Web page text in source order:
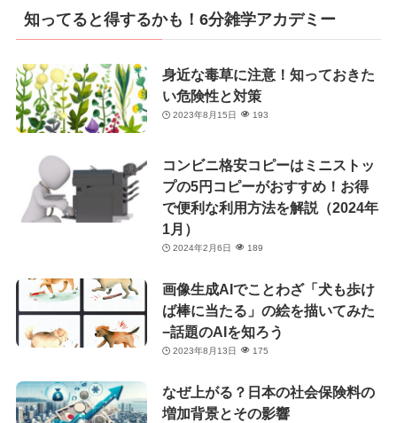
リ
ー
知ってると得するかも！6分雑学アカデミー
身近な毒草に注意！知っておきた
い危険性と対策
2023年8月15日 193
コンビニ格安コピーはミニストッ
プの5円コピーがおすすめ！お得
で便利な利用方法を解説（2024年
1月）
2024年2月6日 189
画像生成AIでことわざ「犬も歩け
ば棒に当たる」の絵を描いてみた
−話題のAIを知ろう
2023年8月13日 175
なぜ上がる？日本の社会保険料の
増加背景とその影響